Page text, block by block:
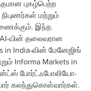
புகழ்பெற்ற
மற்றும்
இந்த
யின் தலைவரான
in India-வின் மேனேஜிங்
Informa Markets in
போர்ட்ஃபோலியோ-
கலந்துகொள்வார்கள்.